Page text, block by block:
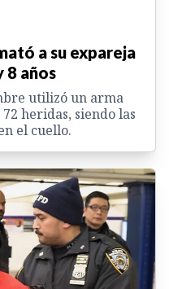
a su expareja
8 años
utilizó un arma
heridas, siendo las
el cuello.